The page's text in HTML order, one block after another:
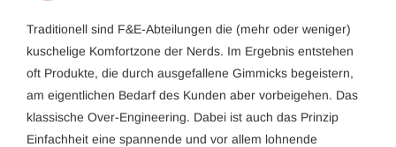
Traditionell sind F&E-Abteilungen die (mehr oder weniger)
kuschelige Komfortzone der Nerds. Im Ergebnis entstehen
oft Produkte, die durch ausgefallene Gimmicks begeistern,
am eigentlichen Bedarf des Kunden aber vorbeigehen. Das
klassische Over-Engineering. Dabei ist auch das Prinzip
Einfachheit eine spannende und vor allem lohnende